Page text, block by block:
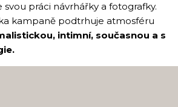
práci návrhářky a fotografky.
kampaně podtrhuje atmosféru
intimní, současnou a s